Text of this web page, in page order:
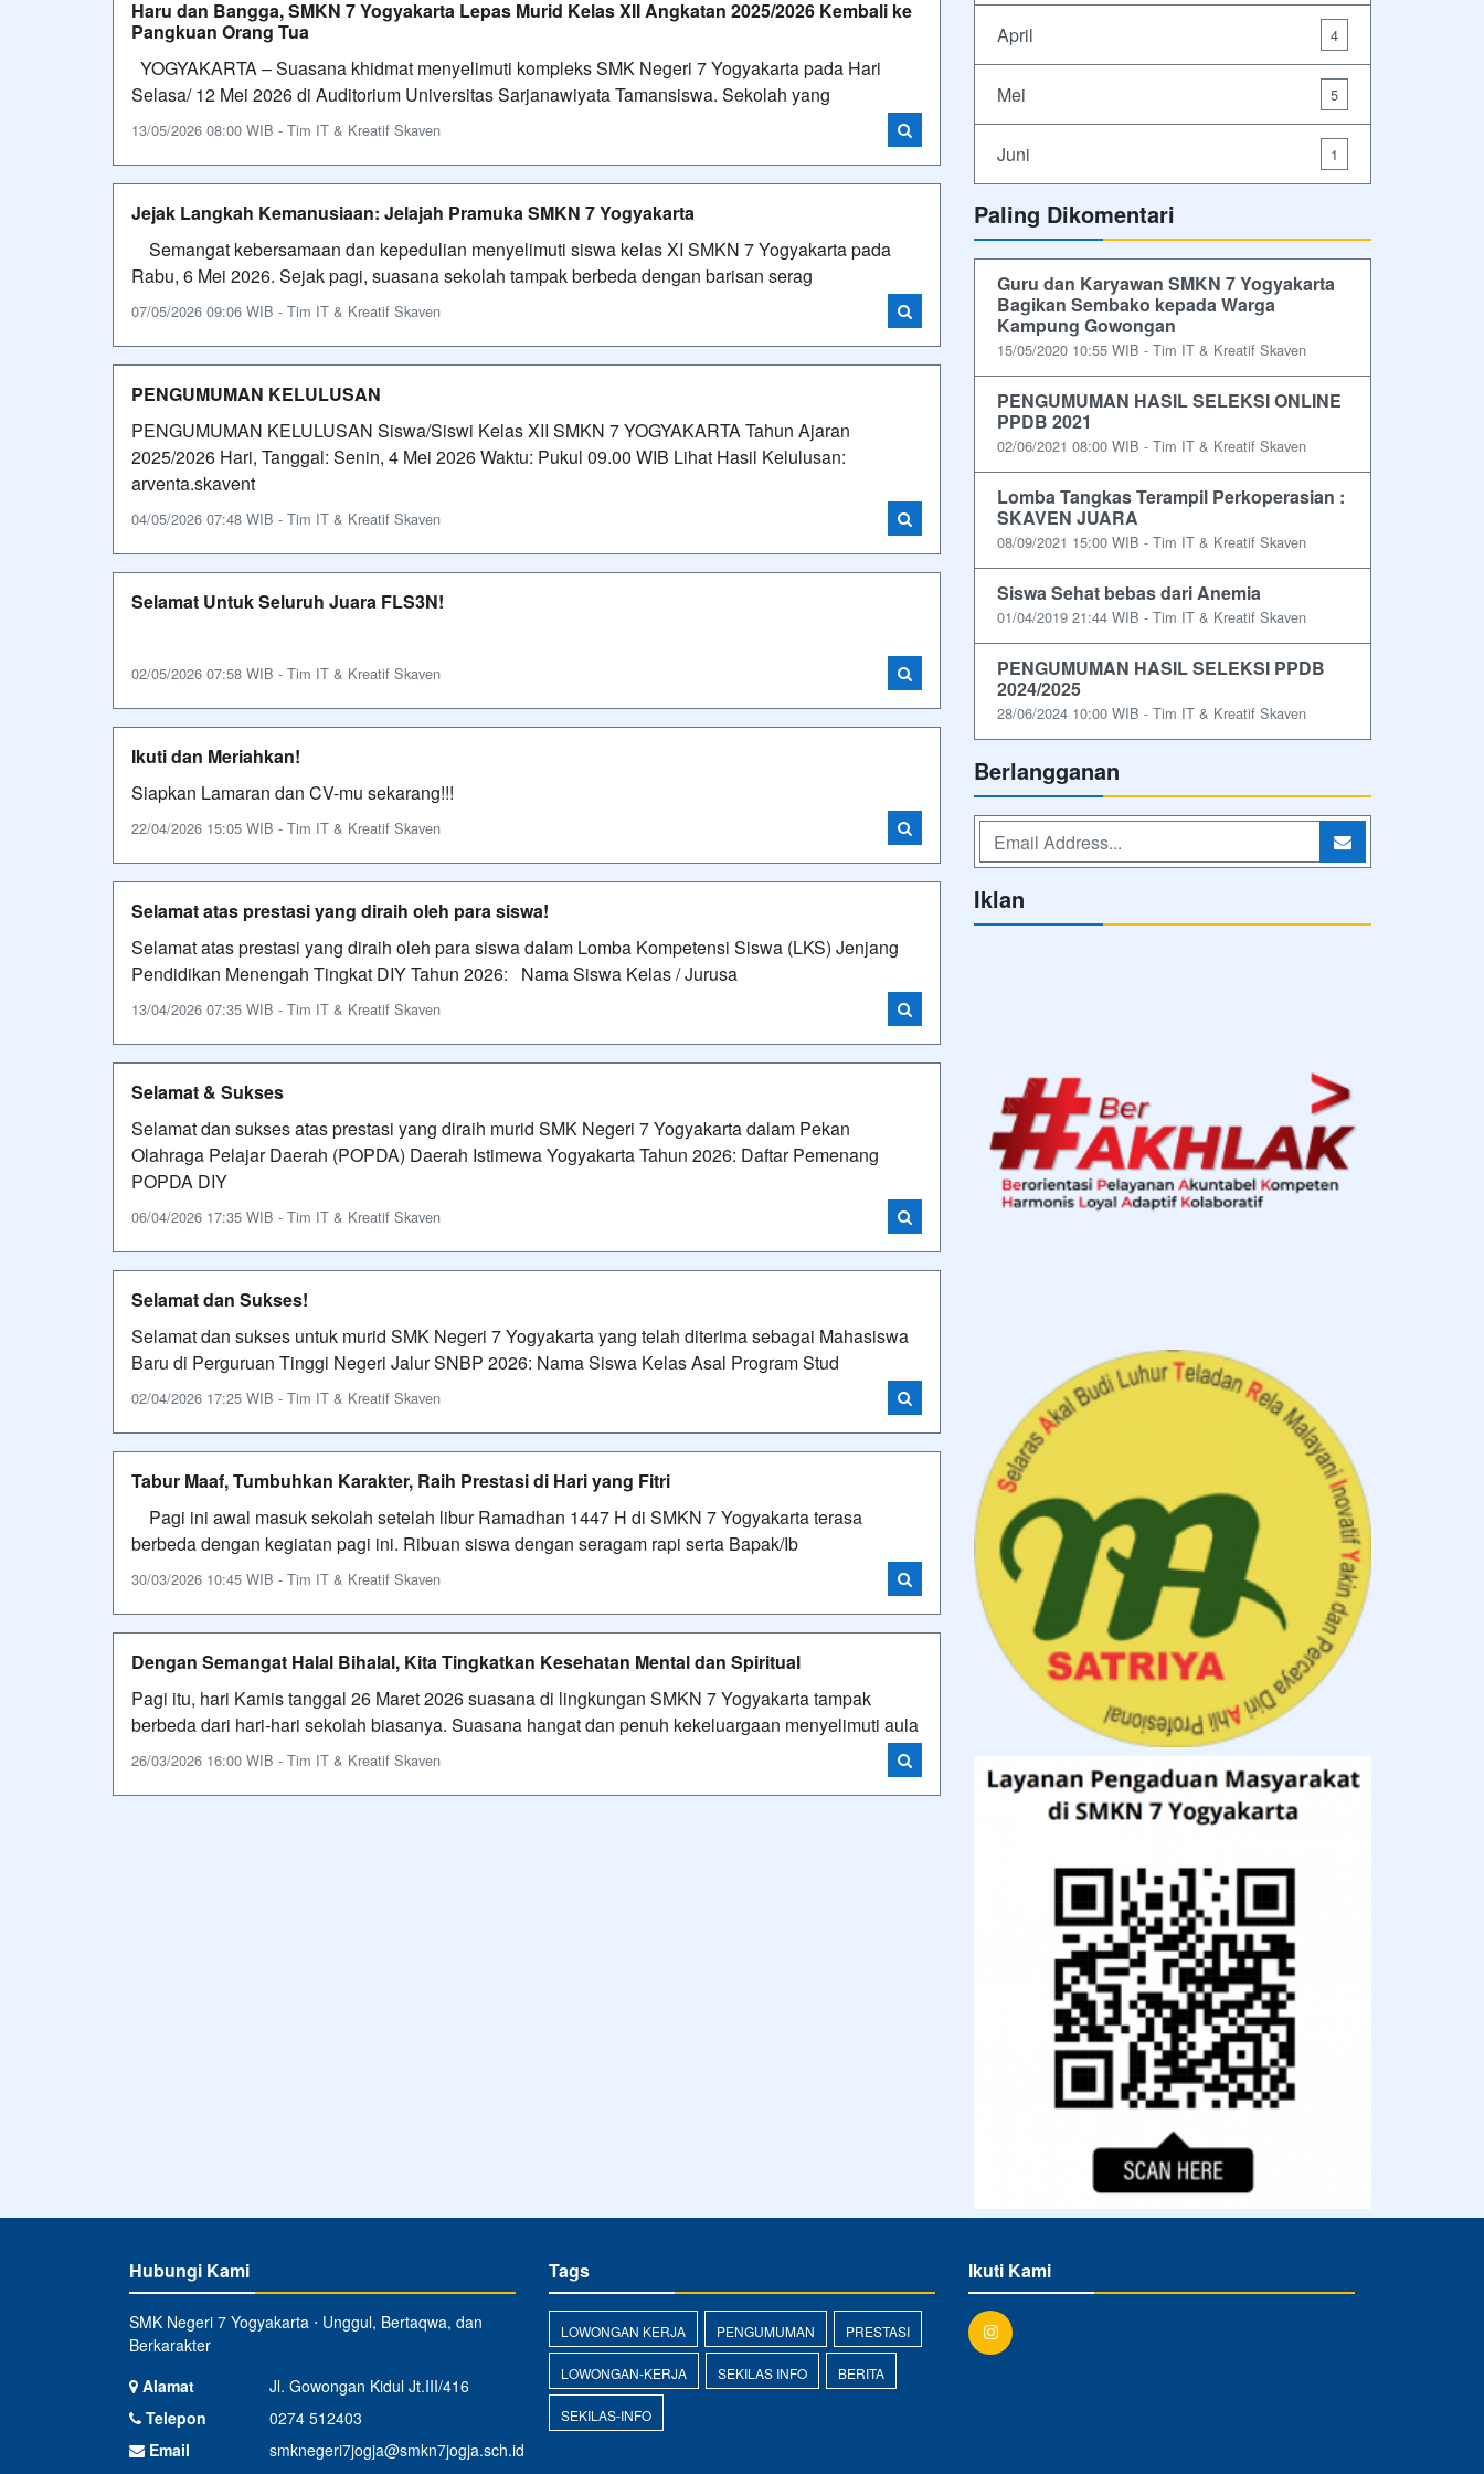
Haru dan Bangga, SMKN 7 Yogyakarta Lepas Murid Kelas XII Angkatan 2025/2026 Kembali ke
Pangkuan Orang Tua
YOGYAKARTA – Suasana khidmat menyelimuti kompleks SMK Negeri 7 Yogyakarta pada Hari
Selasa/ 12 Mei 2026 di Auditorium Universitas Sarjanawiyata Tamansiswa. Sekolah yang
13/05/2026 08:00 WIB - Tim IT & Kreatif Skaven
Jejak Langkah Kemanusiaan: Jelajah Pramuka SMKN 7 Yogyakarta
Semangat kebersamaan dan kepedulian menyelimuti siswa kelas XI SMKN 7 Yogyakarta pada
Rabu, 6 Mei 2026. Sejak pagi, suasana sekolah tampak berbeda dengan barisan serag
07/05/2026 09:06 WIB - Tim IT & Kreatif Skaven
PENGUMUMAN KELULUSAN
PENGUMUMAN KELULUSAN Siswa/Siswi Kelas XII SMKN 7 YOGYAKARTA Tahun Ajaran
2025/2026 Hari, Tanggal: Senin, 4 Mei 2026 Waktu: Pukul 09.00 WIB Lihat Hasil Kelulusan:
arventa.skavent
04/05/2026 07:48 WIB - Tim IT & Kreatif Skaven
Selamat Untuk Seluruh Juara FLS3N!
02/05/2026 07:58 WIB - Tim IT & Kreatif Skaven
Ikuti dan Meriahkan!
Siapkan Lamaran dan CV-mu sekarang!!!
22/04/2026 15:05 WIB - Tim IT & Kreatif Skaven
Selamat atas prestasi yang diraih oleh para siswa!
Selamat atas prestasi yang diraih oleh para siswa dalam Lomba Kompetensi Siswa (LKS) Jenjang
Pendidikan Menengah Tingkat DIY Tahun 2026: Nama Siswa Kelas / Jurusa
13/04/2026 07:35 WIB - Tim IT & Kreatif Skaven
Selamat & Sukses
Selamat dan sukses atas prestasi yang diraih murid SMK Negeri 7 Yogyakarta dalam Pekan
Olahraga Pelajar Daerah (POPDA) Daerah Istimewa Yogyakarta Tahun 2026: Daftar Pemenang
POPDA DIY
06/04/2026 17:35 WIB - Tim IT & Kreatif Skaven
Selamat dan Sukses!
Selamat dan sukses untuk murid SMK Negeri 7 Yogyakarta yang telah diterima sebagai Mahasiswa
Baru di Perguruan Tinggi Negeri Jalur SNBP 2026: Nama Siswa Kelas Asal Program Stud
02/04/2026 17:25 WIB - Tim IT & Kreatif Skaven
Tabur Maaf, Tumbuhkan Karakter, Raih Prestasi di Hari yang Fitri
Pagi ini awal masuk sekolah setelah libur Ramadhan 1447 H di SMKN 7 Yogyakarta terasa
berbeda dengan kegiatan pagi ini. Ribuan siswa dengan seragam rapi serta Bapak/Ib
30/03/2026 10:45 WIB - Tim IT & Kreatif Skaven
Dengan Semangat Halal Bihalal, Kita Tingkatkan Kesehatan Mental dan Spiritual
Pagi itu, hari Kamis tanggal 26 Maret 2026 suasana di lingkungan SMKN 7 Yogyakarta tampak
berbeda dari hari-hari sekolah biasanya. Suasana hangat dan penuh kekeluargaan menyelimuti aula
26/03/2026 16:00 WIB - Tim IT & Kreatif Skaven
April 4
Mei 5
Juni 1
Paling Dikomentari
Guru dan Karyawan SMKN 7 Yogyakarta
Bagikan Sembako kepada Warga
Kampung Gowongan
15/05/2020 10:55 WIB - Tim IT & Kreatif Skaven
PENGUMUMAN HASIL SELEKSI ONLINE
PPDB 2021
02/06/2021 08:00 WIB - Tim IT & Kreatif Skaven
Lomba Tangkas Terampil Perkoperasian :
SKAVEN JUARA
08/09/2021 15:00 WIB - Tim IT & Kreatif Skaven
Siswa Sehat bebas dari Anemia
01/04/2019 21:44 WIB - Tim IT & Kreatif Skaven
PENGUMUMAN HASIL SELEKSI PPDB
2024/2025
28/06/2024 10:00 WIB - Tim IT & Kreatif Skaven
Berlangganan
Iklan
Hubungi Kami
SMK Negeri 7 Yogyakarta ⋅ Unggul, Bertaqwa, dan
Berkarakter
Alamat
Jl. Gowongan Kidul Jt.III/416
Telepon
0274 512403
Email
smknegeri7jogja@smkn7jogja.sch.id
Tags
LOWONGAN KERJA PENGUMUMAN PRESTASI
LOWONGAN-KERJA SEKILAS INFO BERITA
SEKILAS-INFO
Ikuti Kami